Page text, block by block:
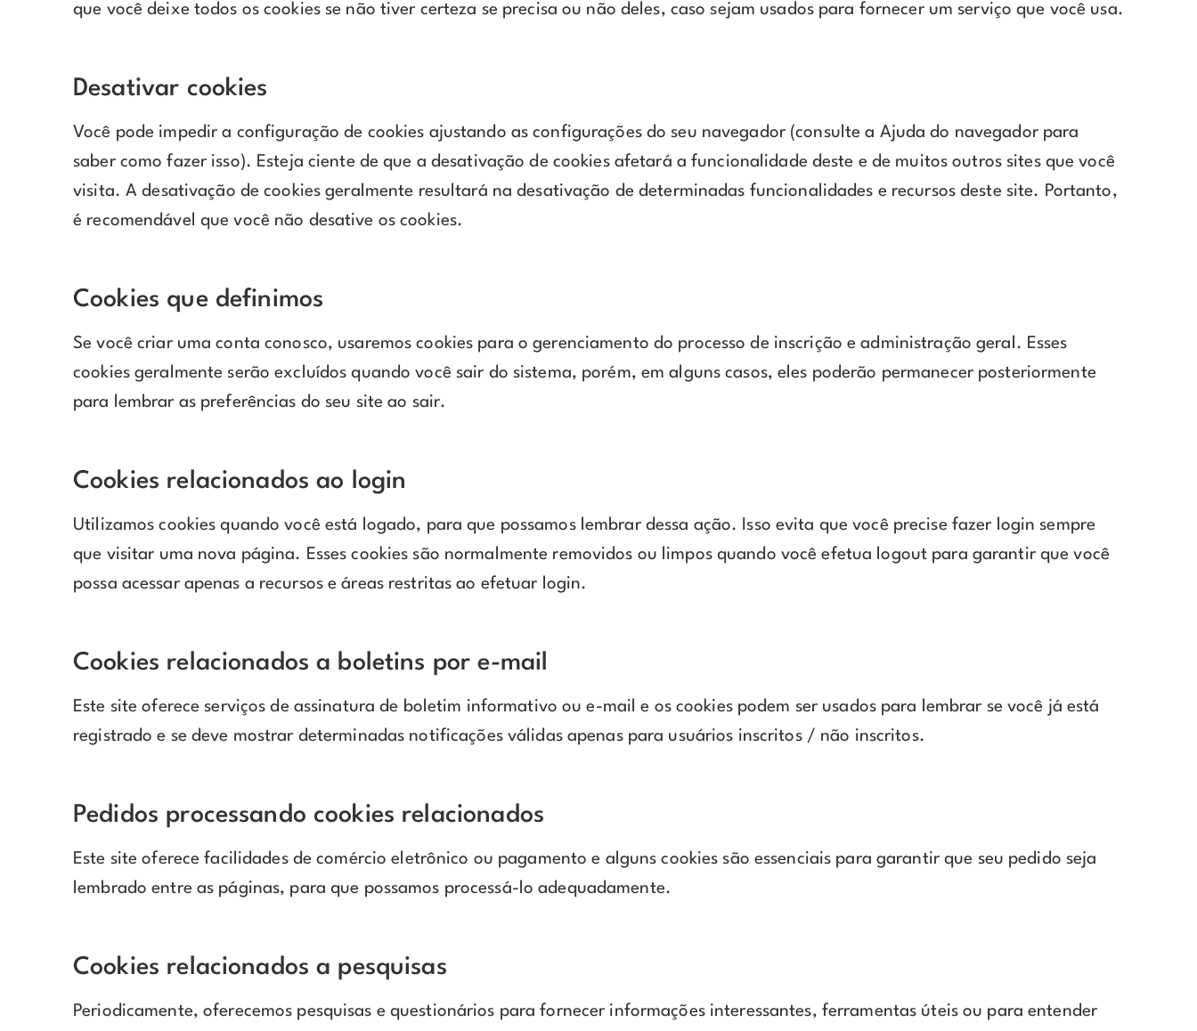
que você deixe todos os cookies se não tiver certeza se precisa ou não deles, caso sejam usados para fornecer um serviço que você usa.
Desativar cookies
Você pode impedir a configuração de cookies ajustando as configurações do seu navegador (consulte a Ajuda do navegador para
saber como fazer isso). Esteja ciente de que a desativação de cookies afetará a funcionalidade deste e de muitos outros sites que você
visita. A desativação de cookies geralmente resultará na desativação de determinadas funcionalidades e recursos deste site. Portanto,
é recomendável que você não desative os cookies.
Cookies que definimos
Se você criar uma conta conosco, usaremos cookies para o gerenciamento do processo de inscrição e administração geral. Esses
cookies geralmente serão excluídos quando você sair do sistema, porém, em alguns casos, eles poderão permanecer posteriormente
para lembrar as preferências do seu site ao sair.
Cookies relacionados ao login
Utilizamos cookies quando você está logado, para que possamos lembrar dessa ação. Isso evita que você precise fazer login sempre
que visitar uma nova página. Esses cookies são normalmente removidos ou limpos quando você efetua logout para garantir que você
possa acessar apenas a recursos e áreas restritas ao efetuar login.
Cookies relacionados a boletins por e-mail
Este site oferece serviços de assinatura de boletim informativo ou e-mail e os cookies podem ser usados para lembrar se você já está
registrado e se deve mostrar determinadas notificações válidas apenas para usuários inscritos / não inscritos.
Pedidos processando cookies relacionados
Este site oferece facilidades de comércio eletrônico ou pagamento e alguns cookies são essenciais para garantir que seu pedido seja
lembrado entre as páginas, para que possamos processá-lo adequadamente.
Cookies relacionados a pesquisas
Periodicamente, oferecemos pesquisas e questionários para fornecer informações interessantes, ferramentas úteis ou para entender